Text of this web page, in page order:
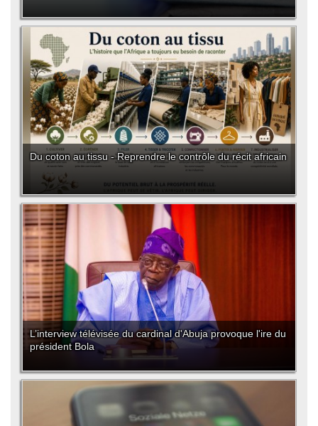
Du coton au tissu - Reprendre le contrôle du récit africain
L’interview télévisée du cardinal d'Abuja provoque l'ire du
président Bola